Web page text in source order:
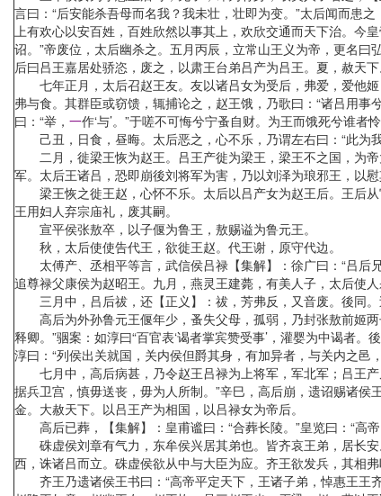
言曰：“后安能杀吾母而名我？我未壮，壮即为变。”太后闻而患
上有欢心以安百姓，百姓欣然以事其上，欢欣交通而天下治。今
诏。”帝废位，太后幽杀之。五月丙辰，立常山王义为帝，更名
后曰吕王嘉居处骄恣，废之，以肃王台弟吕产为吕王。夏，赦天
七年正月，太后召赵王友。友以诸吕女为受后，弗爱，爱他姬
弗与食。其群臣或窃馈，辄捕论之，赵王饿，乃歌曰：“诸吕用
曰：“举， 一作‘与’。”于嗟不可悔兮宁蚤自财。为王而饿死兮谁者
己丑，日食，昼晦。太后恶之，心不乐，乃谓左右曰：“此为
二月，徙梁王恢为赵王。吕王产徙为梁王，梁王不之国，为帝
军。太后王诸吕，恐即崩後刘将军为害，乃以刘泽为琅邪王，以慰
梁王恢之徙王赵，心怀不乐。太后以吕产女为赵王后。王后从
王用妇人弃宗庙礼，废其嗣。
宣平侯张敖卒，以子偃为鲁王，敖赐谥为鲁元王。
秋，太后使使告代王，欲徙王赵。代王谢，原守代边。
太傅产、丞相平等言，武信侯吕禄【集解】：徐广曰：“吕后
追尊禄父康侯为赵昭王。九月，燕灵王建薨，有美人子，太后使
三月中，吕后祓，还【正义】：祓，芳弗反，又音废。後同。
高后为外孙鲁元王偃年少，蚤失父母，孤弱，乃封张敖前姬两
释卿。”骃案：如淳曰“百官表‘谒者掌宾赞受事’，灌婴为中谒者
淳曰：“列侯出关就国，关内侯但爵其身，有加异者，与关内之邑
七月中，高后病甚，乃令赵王吕禄为上将军，军北军；吕王产
据兵卫宫，慎毋送丧，毋为人所制。”辛巳，高后崩，遗诏赐诸
金。大赦天下。以吕王产为相国，以吕禄女为帝后。
高后已葬，【集解】：皇甫谧曰：“合葬长陵。”皇览曰：“高
硃虚侯刘章有气力，东牟侯兴居其弟也。皆齐哀王弟，居长安
西，诛诸吕而立。硃虚侯欲从中与大臣为应。齐王欲发兵，其相
齐王乃遗诸侯王书曰：“高帝平定天下，王诸子弟，悼惠王王